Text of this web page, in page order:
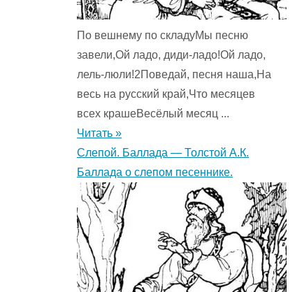
По вешнему по складуМы песню
завели,Ой ладо, диди-ладо!Ой ладо,
лель-люли!2Поведай, песня наша,На
весь на русский край,Что месяцев
всех крашеВесёлый месяц ...
Читать »
Слепой. Баллада — Толстой А.К.
Баллада о слепом песеннике.